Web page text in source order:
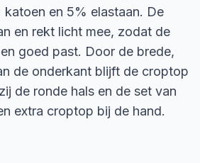
en 5% elastaan. De
en rekt licht mee, zodat de
goed past. Door de brede,
de onderkant blijft de croptop
de ronde hals en de set van
extra croptop bij de hand.